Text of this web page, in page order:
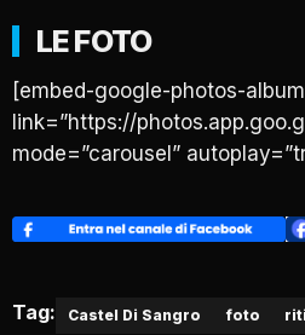
LE FOTO
[embed-google-photos-album
link=”https://
mode=”carousel”
Tag: Castel Di Sangro foto